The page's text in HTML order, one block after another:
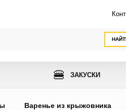
🍔 ЗАКУСКИ
Варенье из крыжовника